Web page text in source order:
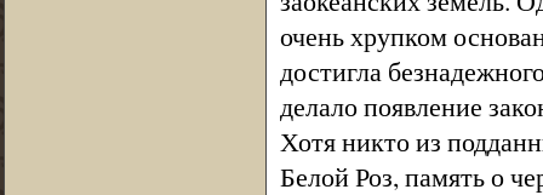
очень хрупком
достигла
делало появление
Хотя никто из
Белой Роз, память о